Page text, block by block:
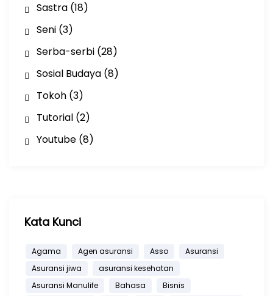
Sastra(18)
Seni(3)
Serba-serbi(28)
Sosial Budaya(8)
Tokoh(3)
Tutorial(2)
Youtube(8)
Kata Kunci
Agama Agen asuransi Asso
Asuransi
Asuransi jiwa
asuransi kesehatan
Asuransi Manulife
Bahasa
Bisnis